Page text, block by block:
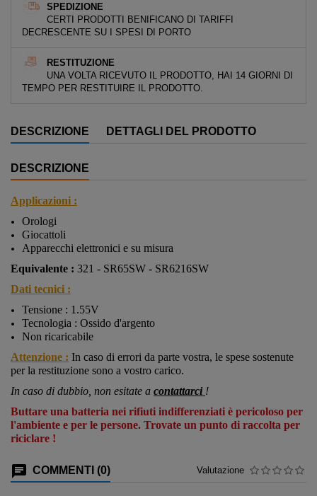
SPEDIZIONE
CERTI PRODOTTI BENIFICANO DI TARIFFI
DECRESCENTE SU I SPESI DI PORTO
RESTITUZIONE
UNA VOLTA RICEVUTO IL PRODOTTO, HAI 14 GIORNI DI
TEMPO PER RESTITUIRE IL PRODOTTO.
DESCRIZIONE DETTAGLI DEL PRODOTTO
DESCRIZIONE
Applicazioni :
Orologi
Giocattoli
Apparecchi elettronici e su misura
Equivalente : 321 - SR65SW - SR6216SW
Dati tecnici :
Tensione : 1.55V
Tecnologia : Ossido d'argento
Non ricaricabile
Attenzione : In caso di errori da parte vostra, le spese sostenute
per la restituzione sono a vostro carico.
In caso di dubbio, non esitate a contattarci !
Buttare una batteria nei rifiuti indifferenziati è pericoloso per
l'ambiente e per le persone. Trovate un punto di raccolta per
riciclare !
COMMENTI (0) Valutazione